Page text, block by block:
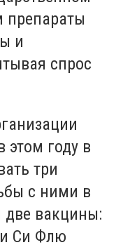
препараты
и
спрос
этом году в
три
с ними в
две вакцины:
Си Флю